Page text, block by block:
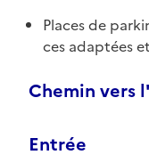
Places de
ces adaptées
Chemin vers
Entrée